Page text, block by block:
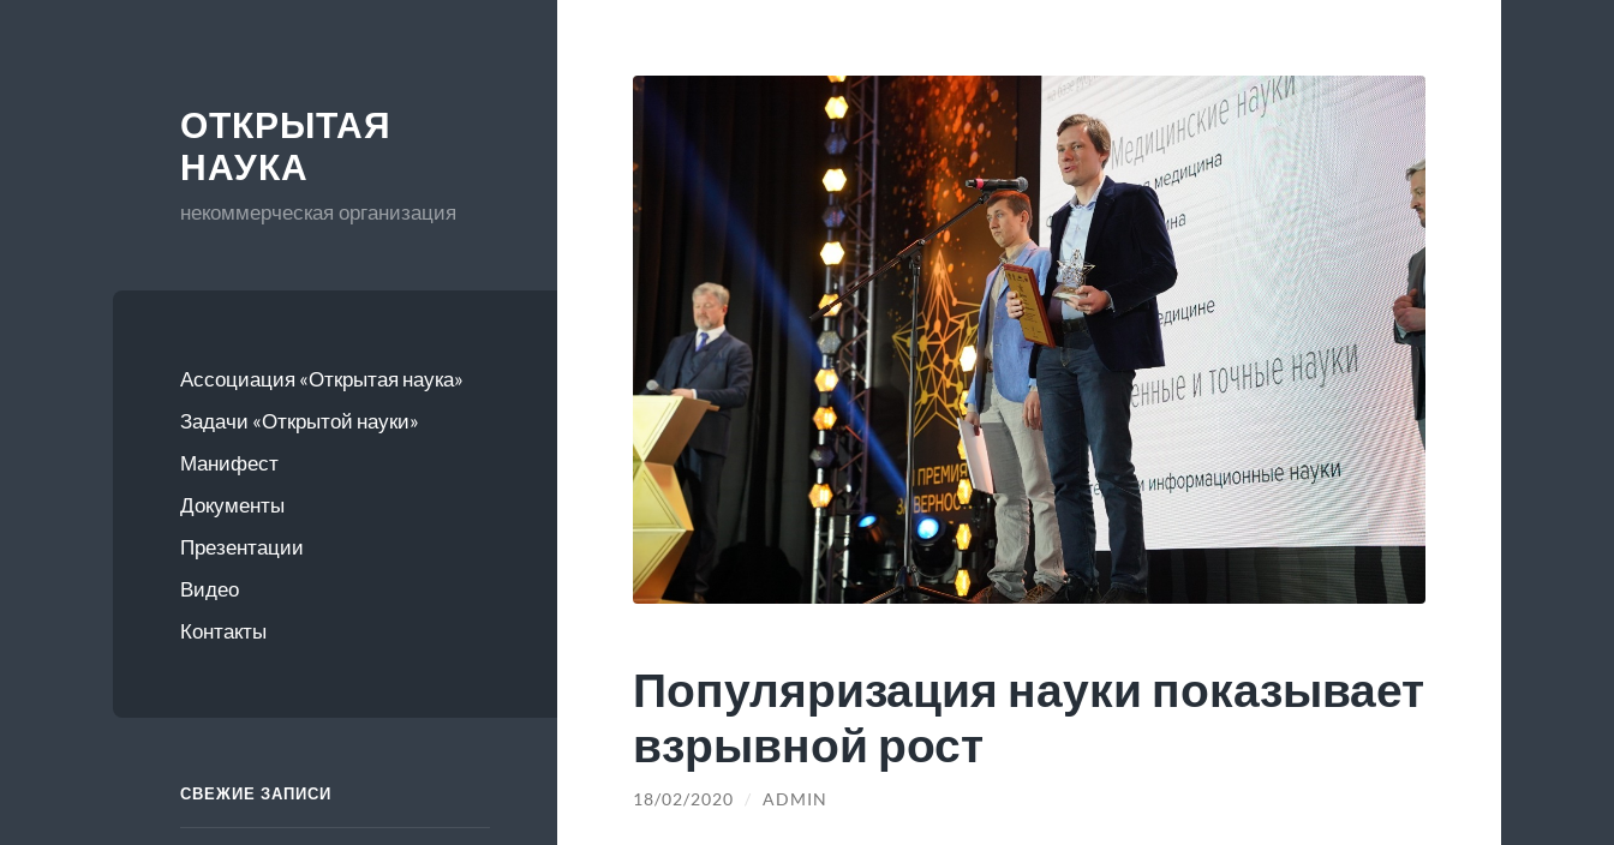
ОТКРЫТАЯ
НАУКА
некоммерческая организация
Ассоциация «Открытая наука»
Задачи «Открытой науки»
Манифест
Документы
Презентации
Видео
Контакты
СВЕЖИЕ ЗАПИСИ
Популяризация науки показывает
взрывной рост
18/02/2020 / ADMIN